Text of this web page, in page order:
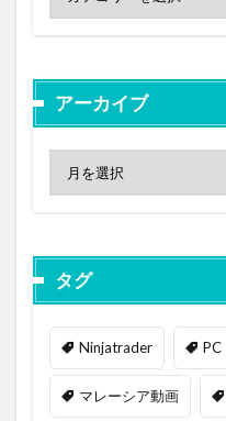
アーカイブ
タグ
Ninjatrader PC
マレーシア動画